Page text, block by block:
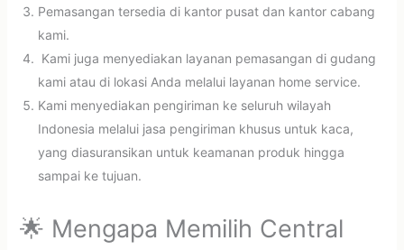
Pemasangan tersedia di kantor pusat dan kantor cabang
kami.
Kami juga menyediakan layanan pemasangan di gudang
kami atau di lokasi Anda melalui layanan home service.
Kami menyediakan pengiriman ke seluruh wilayah
Indonesia melalui jasa pengiriman khusus untuk kaca,
yang diasuransikan untuk keamanan produk hingga
sampai ke tujuan.
🌟 Mengapa Memilih Central